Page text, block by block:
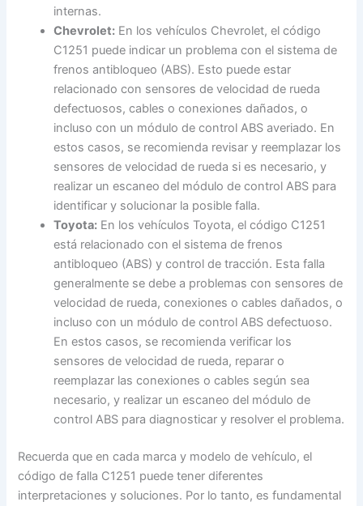
internas.
Chevrolet: En los vehículos Chevrolet, el código
C1251 puede indicar un problema con el sistema de
frenos antibloqueo (ABS). Esto puede estar
relacionado con sensores de velocidad de rueda
defectuosos, cables o conexiones dañados, o
incluso con un módulo de control ABS averiado. En
estos casos, se recomienda revisar y reemplazar los
sensores de velocidad de rueda si es necesario, y
realizar un escaneo del módulo de control ABS para
identificar y solucionar la posible falla.
Toyota: En los vehículos Toyota, el código C1251
está relacionado con el sistema de frenos
antibloqueo (ABS) y control de tracción. Esta falla
generalmente se debe a problemas con sensores de
velocidad de rueda, conexiones o cables dañados, o
incluso con un módulo de control ABS defectuoso.
En estos casos, se recomienda verificar los
sensores de velocidad de rueda, reparar o
reemplazar las conexiones o cables según sea
necesario, y realizar un escaneo del módulo de
control ABS para diagnosticar y resolver el problema.
Recuerda que en cada marca y modelo de vehículo, el
código de falla C1251 puede tener diferentes
interpretaciones y soluciones. Por lo tanto, es fundamental